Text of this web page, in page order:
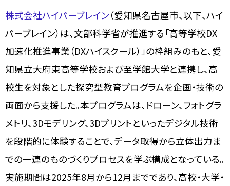
株式会社ハイパーブレイン （愛知県名古屋市、以下、ハイ
パーブレイン）は、文部科学省が推進する「高等学校DX
加速化推進事業（DXハイスクール）」の枠組みのもと、愛
知県立大府東高等学校および至学館大学と連携し、高
校生を対象とした探究型教育プログラムを企画・技術の
両面から支援した。本プログラムは、ドローン、フォトグラ
メトリ、3Dモデリング、3Dプリントといったデジタル技術
を段階的に体験することで、データ取得から立体出力ま
での一連のものづくりプロセスを学ぶ構成となっている。
実施期間は2025年8月から12月までであり、高校・大学・